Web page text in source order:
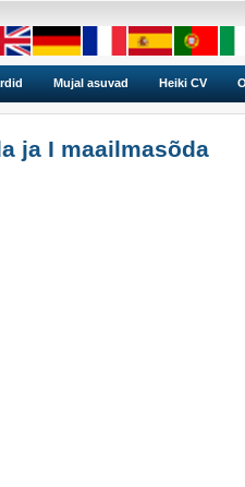
Mujal asuvad Heiki CV
ja I maailmasõda